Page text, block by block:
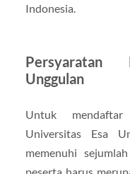
Indonesia.
Persyaratan
Unggulan
Untuk
Universitas Esa
memenuhi